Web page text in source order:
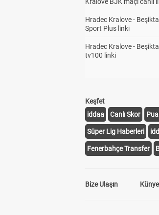
Hradec Kralove -
Sport Plus linki
Hradec Kralove -
tv100 linki
Keşfet
iddaa
Canlı Skor
Süper Lig Haberleri
Fenerbahçe Transfer
Bize Ulaşın Künye